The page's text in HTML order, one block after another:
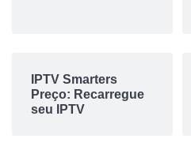
IPTV Smarters
Preço: Recarregue
seu IPTV